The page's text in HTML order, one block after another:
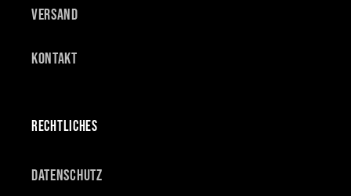
Versand
Kontakt
RECHTLICHES
Datenschutz